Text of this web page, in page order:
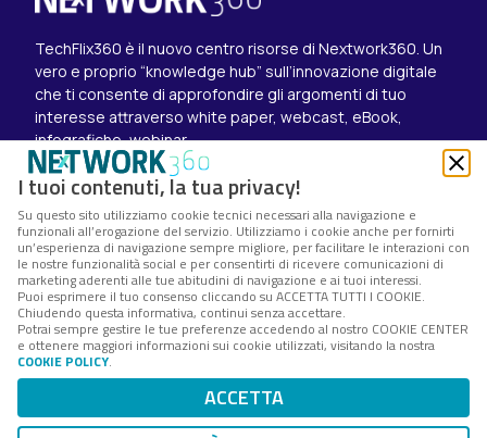
TechFlix360 è il nuovo centro risorse di Nextwork360. Un
vero e proprio “knowledge hub” sull’innovazione digitale
che ti consente di approfondire gli argomenti di tuo
interesse attraverso white paper, webcast, eBook,
infografiche, webinar.
Esplora i contenuti
Canali
White paper
Eventi on demand
Eventi futuri
Seguici su
Twitter
LinkedIn
Instagram
Nextwork360 – Codice fiscale e Partita IVA 13868590962
– © 2025 Nextwork360. ALL RIGHTS RESERVED.
Cookie Center–Cookie Policy–Privacy Policy
I tuoi contenuti, la tua privacy!
Su questo sito utilizziamo cookie tecnici necessari alla navigazione e
funzionali all’erogazione del servizio. Utilizziamo i cookie anche per fornirti
un’esperienza di navigazione sempre migliore, per facilitare le interazioni con
le nostre funzionalità social e per consentirti di ricevere comunicazioni di
marketing aderenti alle tue abitudini di navigazione e ai tuoi interessi.
Puoi esprimere il tuo consenso cliccando su ACCETTA TUTTI I COOKIE.
Chiudendo questa informativa, continui senza accettare.
Potrai sempre gestire le tue preferenze accedendo al nostro COOKIE CENTER
e ottenere maggiori informazioni sui cookie utilizzati, visitando la nostra
COOKIE POLICY.
ACCETTA